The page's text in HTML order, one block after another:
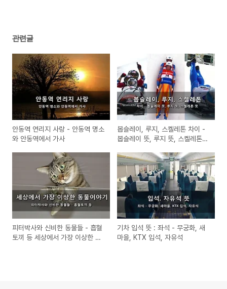
관련글
안동역 연리지 사랑 - 안동역 명소
와 안동역에서 가사
봅슬레이, 루지, 스켈레톤 차이 -
봅슬레이 뜻, 루지 뜻, 스켈레톤
피터박사와 신비한 동물들 - 흡혈
토끼 등 세상에서 가장 이상한 동
기차 입석 뜻 : 좌석 - 무궁화, 새
마을, KTX 입석, 자유석